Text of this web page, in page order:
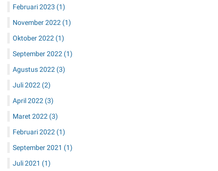
Maret 2023(1)
Februari 2023(1)
November 2022(1)
Oktober 2022(1)
September 2022(1)
Agustus 2022
Juli 2022(2)
April 2022(3)
Maret 2022(3)
Februari 2022(1)
September 2021